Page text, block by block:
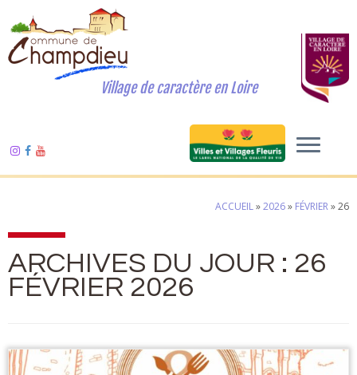
Village de caractère en Loire
ACCUEIL»2026» FÉVRIER»26
ARCHIVES DU JOUR : 26
FÉVRIER 2026